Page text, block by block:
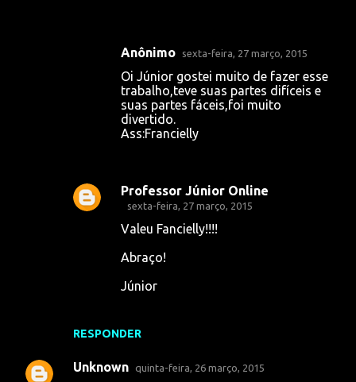
RESPONDER
Anônimo sexta-feira, 27 março, 2015
Oi Júnior gostei muito de fazer esse
trabalho,teve suas partes difíceis e
suas partes fáceis,foi muito
divertido.
Ass:Francielly
Professor Júnior Online
sexta-feira, 27 março, 2015
Valeu Fancielly!!!!
Abraço!
Júnior
Unknown quinta-feira, 26 março, 2015